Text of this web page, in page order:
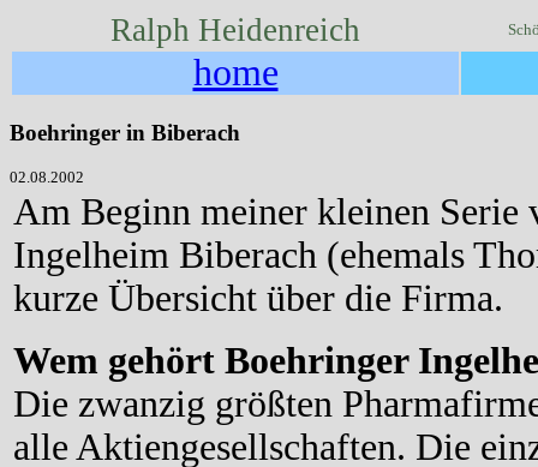
Ralph Heidenreich
home
Boehringer in Biberach
02.08.2002
Am Beginn meiner kleinen
Ingelheim Biberach (ehemals
kurze Übersicht über die Firma.
Wem gehört Boehringer
Die zwanzig größten
alle Aktiengesellschaften. Die